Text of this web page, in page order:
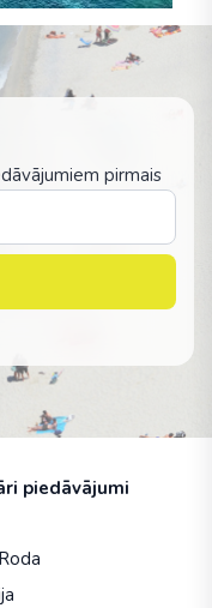
pirmais
piedāvājumi
Roda